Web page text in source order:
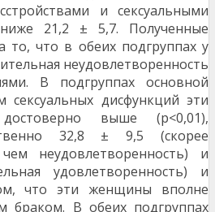
и сексуальными
21,2 ± 5,7. Полученные
то, что в обеих подгруппах у
неудовлетворенность
В подгруппах основной
сексуальных дисфункций эти
выше (р<0,01),
32,8 ± 9,5 (скорее
неудовлетворенность) и
удовлетворенность) и
что эти женщины вполне
браком. В обеих подгруппах